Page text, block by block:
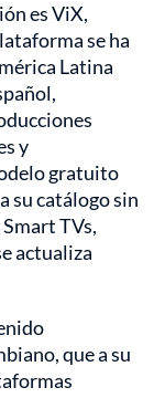
es ViX,
se ha
Latina
y
gratuito
su catálogo sin
TVs,
actualiza
que a su